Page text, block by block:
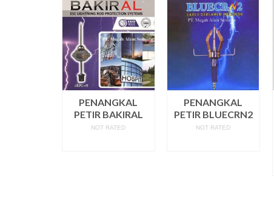
PENANGKAL
PETIR BAKIRAL
NOT RATED
PENANGKAL
PETIR BLUECRN2
NOT RATED